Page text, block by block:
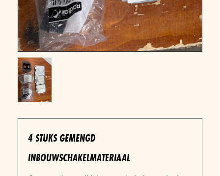
4 STUKS GEMENGD
INBOUWSCHAKELMATERIAAL